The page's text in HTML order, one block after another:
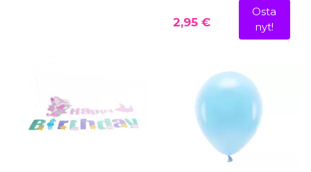
2,95 €
Osta
nyt!